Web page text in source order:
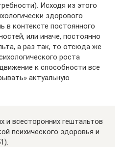
Исходя из этого
здорового
в контексте постоянного
или иначе, постоянно
а раз так, то отсюда же
роста
к способности все
актуальную
и всесторонних гештальтов
психического здоровья и